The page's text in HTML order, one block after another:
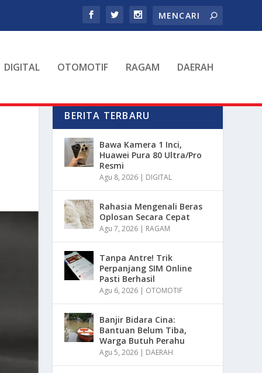
DIGITAL OTOMOTIF RAGAM DAERAH
BERITA TERBARU
Bawa Kamera 1 Inci,
Huawei Pura 80 Ultra/Pro
Resmi
Agu 8, 2026 | DIGITAL
Rahasia Mengenali Beras
Oplosan Secara Cepat
Agu 7, 2026 | RAGAM
Tanpa Antre! Trik
Perpanjang SIM Online
Pasti Berhasil
Agu 6, 2026 | OTOMOTIF
Banjir Bidara Cina:
Bantuan Belum Tiba,
Warga Butuh Perahu
Agu 5, 2026 | DAERAH